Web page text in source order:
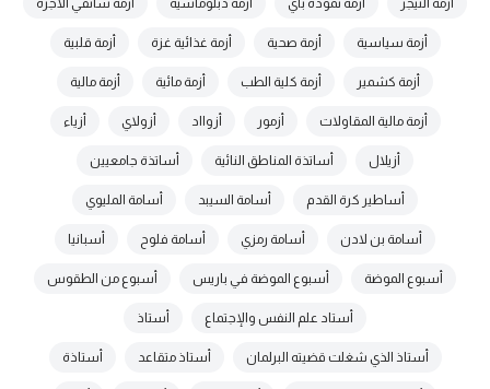
أزمة النيجر أزمة تمودة باي أزمة دبلوماسية أزمة سائقي الأجرة
أزمة سياسية أزمة صحية أزمة غذائية غزة أزمة قلبية
أزمة كشمير أزمة كلية الطب أزمة مائية أزمة مالية
أزمة مالية المقاولات أزمور أزوااد أزولاي أزياء
أزيلال أساتذة المناطق النائية أساتذة جامعيين
أساطير كرة القدم أسامة السيبد أسامة المليوي
أسامة بن لادن أسامة رمزي أسامة فلوح أسبانيا
أسبوع الموضة أسبوع الموضة في باريس أسبوع من الطقوس
أستاد علم النفس والإجتماع أستاذ
أستاذ الذي شغلت قضيته البرلمان أستاذ متقاعد أستاذة